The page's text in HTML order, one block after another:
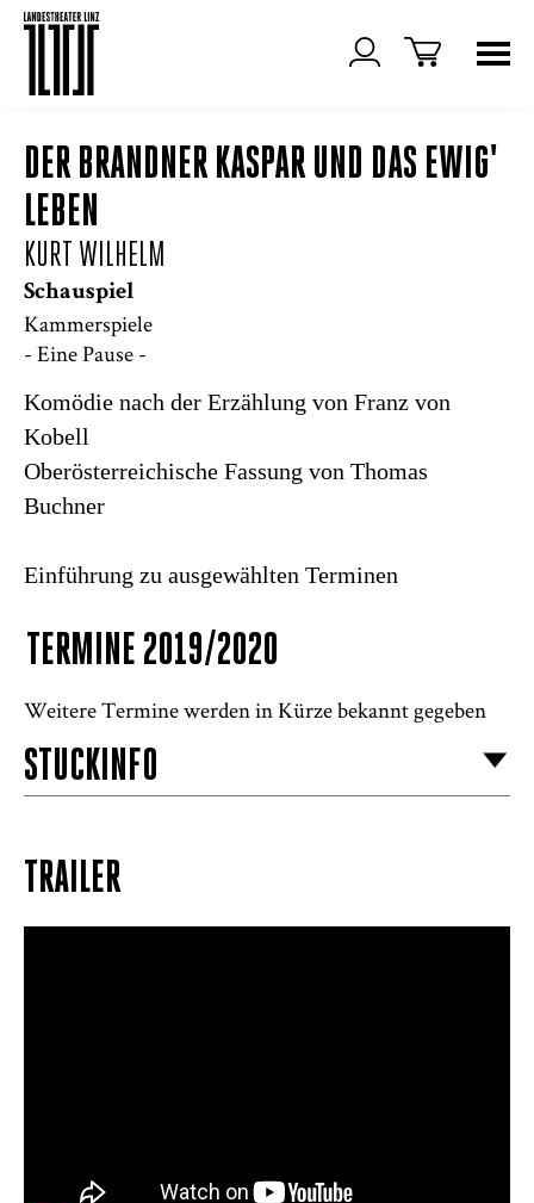
DER BRANDNER KASPAR UND DAS EWIG'
LEBEN
KURT WILHELM
Schauspiel
Kammerspiele
- Eine Pause -
Komödie nach der Erzählung von Franz von
Kobell
Oberösterreichische Fassung von Thomas
Buchner
Einführung zu ausgewählten Terminen
TERMINE 2019/2020
Weitere Termine werden in Kürze bekannt gegeben
STÜCKINFO
TRAILER